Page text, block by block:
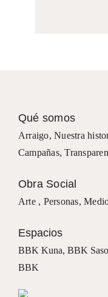
Qué somos
Arraigo,Nuestra
Campañas,
Obra Social
Arte , Personas,
Espacios
BBK Kuna, BBK
BBK